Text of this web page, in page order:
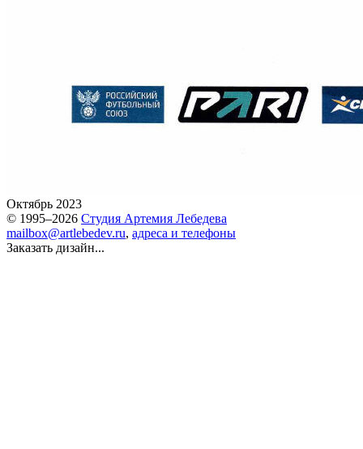
Октябрь 2023
© 1995–2026 Студия Артемия Лебедева
mailbox@artlebedev.ru, адреса и телефоны
Заказать дизайн...